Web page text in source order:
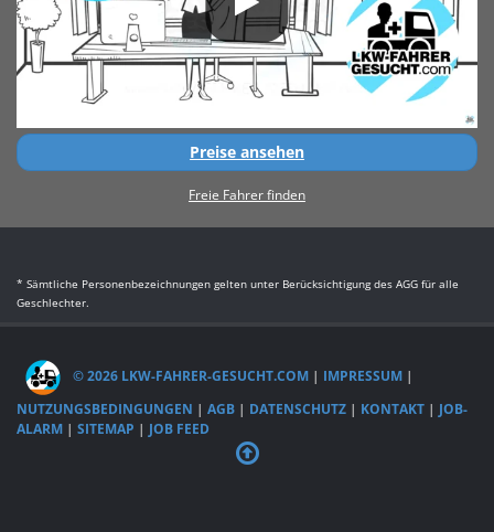
Preise ansehen
Freie Fahrer finden
* Sämtliche Personenbezeichnungen gelten unter Berücksichtigung des AGG für alle
Geschlechter.
© 2026 LKW-FAHRER-GESUCHT.COM | IMPRESSUM |
NUTZUNGSBEDINGUNGEN | AGB | DATENSCHUTZ | KONTAKT | JOB-
ALARM | SITEMAP | JOB FEED